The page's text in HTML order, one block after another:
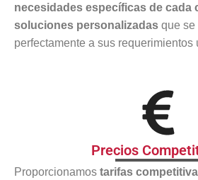
necesidades específicas de cada
soluciones personalizadas que se
perfectamente a sus requerimientos
Precios
Proporcionamos tarifas